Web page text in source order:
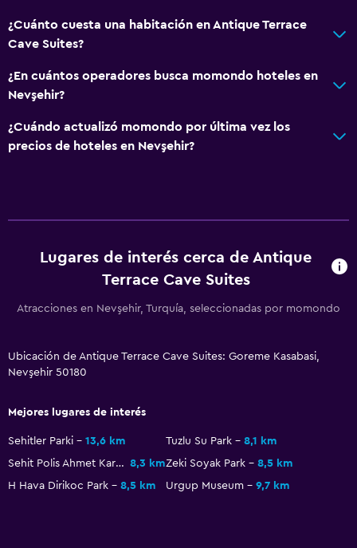
Copas
Servicio de entrega de comida
Máquina expendedora (bebidas)
Accesibilidad y adecuación
Habitaciones para no fumadores disponibles
Mascotas permitidas bajo consulta (pueden aplicar cargos
¿Cuánto cuesta una habitación en Antique Terrace
Cave Suites?
¿En cuántos operadores busca momondo hoteles en
Nevşehir?
¿Cuándo actualizó momondo por última vez los
precios de hoteles en Nevşehir?
Lugares de interés cerca de Antique
Terrace Cave Suites
Atracciones en Nevşehir, Turquía, seleccionadas por momondo
Ubicación de Antique Terrace Cave Suites: Goreme Kasabasi,
Nevşehir 50180
Mejores lugares de interés
Sehitler Parki 13,6 km Tuzlu Su Park
8,1 km
Sehit Polis Ahmet Kara Park 8,3 kmZeki Soyak Park
8,5 km
H Hava Dirikoc Park
8,5 km Urgup Museum 9,7 km